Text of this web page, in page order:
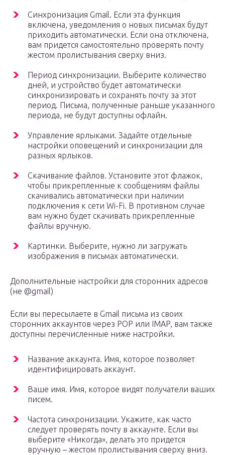
Синхронизация Gmail. Если эта функция
включена, уведомления о новых письмах будут
приходить автоматически. Если она отключена,
вам придется самостоятельно проверять почту
жестом пролистывания сверху вниз.
Период синхронизации. Выберите количество
дней, и устройство будет автоматически
синхронизировать и сохранять почту за этот
период. Письма, полученные раньше указанного
периода, не будут доступны офлайн.
Управление ярлыками. Задайте отдельные
настройки оповещений и синхронизации для
разных ярлыков.
Скачивание файлов. Установите этот флажок,
чтобы прикрепленные к сообщениям файлы
скачивались автоматически при наличии
подключения к сети Wi-Fi. В противном случае
вам нужно будет скачивать прикрепленные
файлы вручную.
Картинки. Выберите, нужно ли загружать
изображения в письмах автоматически.
Дополнительные настройки для сторонних адресов
(не @gmail)
Если вы пересылаете в Gmail письма из своих
сторонних аккаунтов через POP или IMAP, вам также
доступны перечисленные ниже настройки.
Название аккаунта. Имя, которое позволяет
идентифицировать аккаунт.
Ваше имя. Имя, которое видят получатели ваших
писем.
Частота синхронизации. Укажите, как часто
следует проверять почту в аккаунте. Если вы
выберите «Никогда», делать это придется
вручную – жестом пролистывания сверху вниз.